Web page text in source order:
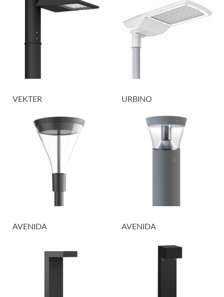
VEKTER URBINO
AVENIDA AVENIDA